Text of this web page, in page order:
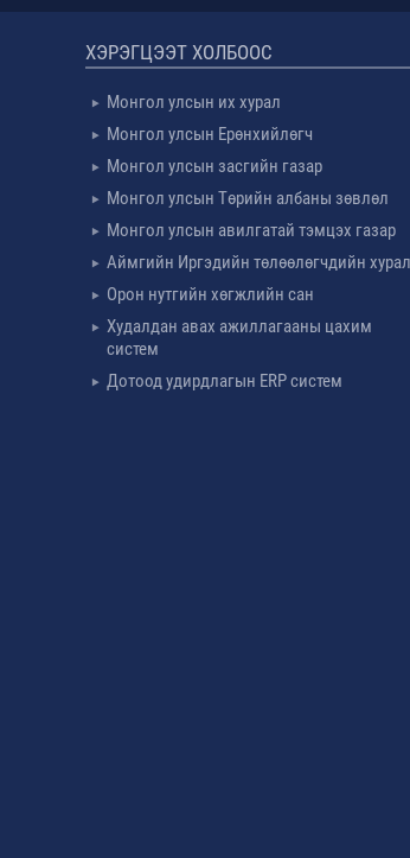
ХЭРЭГЦЭЭТ ХОЛБООС
Монгол улсын их хурал
Монгол улсын Ерөнхийлөгч
Монгол улсын засгийн газар
Монгол улсын Төрийн албаны зөвлөл
Монгол улсын авилгатай тэмцэх газар
Аймгийн Иргэдийн төлөөлөгчдийн хурал
Орон нутгийн хөгжлийн сан
Худалдан авах ажиллагааны цахим
систем
Дотоод удирдлагын ERP систем